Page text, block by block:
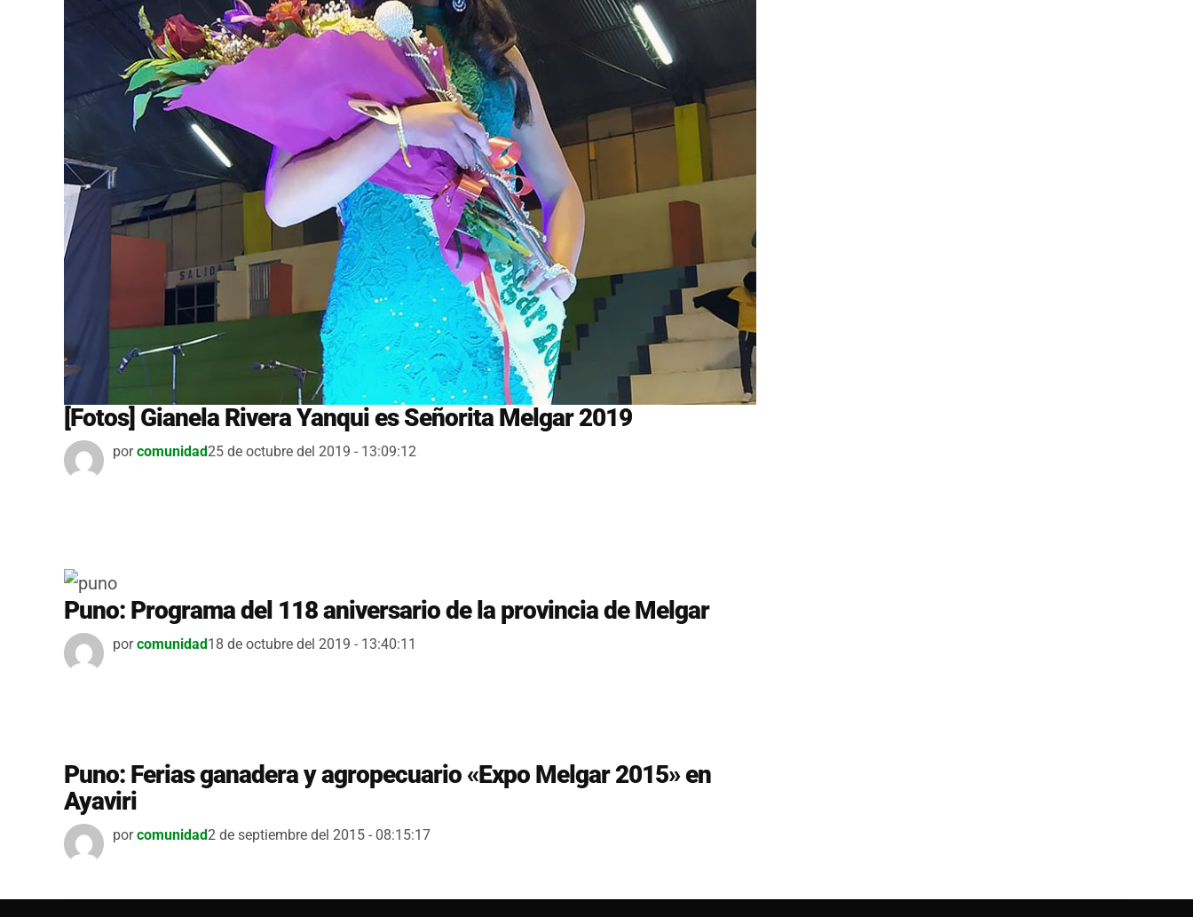
[Fotos] Gianela Rivera Yanqui es Señorita Melgar 2019
por comunidad25 de octubre del 2019 - 13:09:12
Puno: Programa del 118 aniversario de la provincia de Melgar
por comunidad18 de octubre del 2019 - 13:40:11
Puno: Ferias ganadera y agropecuario «Expo Melgar 2015» en
Ayaviri
por comunidad2 de septiembre del 2015 - 08:15:17